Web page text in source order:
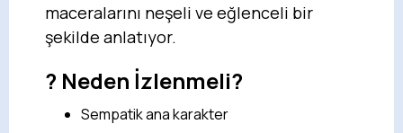
maceralarını neşeli ve eğlenceli bir
şekilde anlatıyor.
? Neden İzlenmeli?
Sempatik ana karakter